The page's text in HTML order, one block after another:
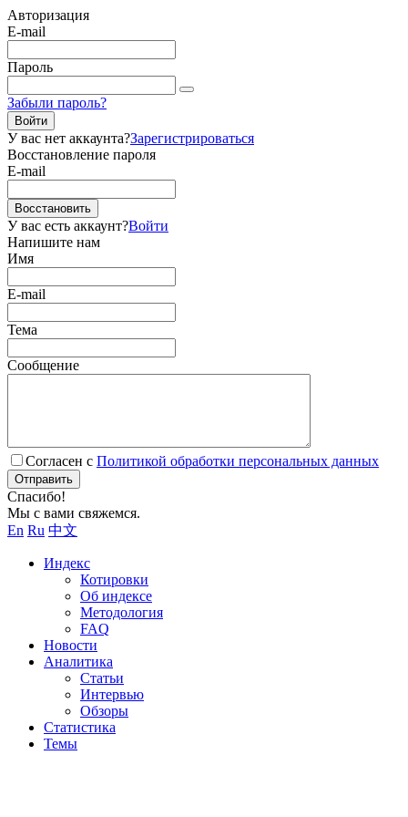
Авторизация
E-mail
Пароль
Забыли пароль?
Войти
У вас нет аккаунта?Зарегистрироваться
Восстановление пароля
E-mail
Восстановить
У вас есть аккаунт?Войти
Напишите нам
Имя
E-mail
Тема
Сообщение
Согласен с Политикой обработки персональных данных
Отправить
Спасибо!
Мы с вами свяжемся.
En Ru 中文
Индекс
Котировки
Об индексе
Методология
FAQ
Новости
Аналитика
Статьи
Интервью
Обзоры
Статистика
Темы